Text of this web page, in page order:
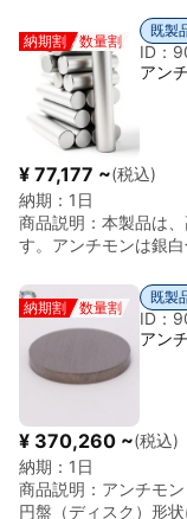
納期割 数量割
既製
ID：
アン
¥ 77,177 ~(税込)
納期： 1日
商品説明： 本製品は
す。アンチモンは銀
化学的特性を有して
されています。 アン
が多く、鉛やスズな
向上させる役割を果
料、軸受合金、特殊
扱いやすく、研究開
定した品質の金属材
ご利用いただけます
納期割 数量割
既製
ID：
アン
¥ 370,260 ~(税込)
納期： 1日
商品説明： アンチモ
円盤（ディスク）形